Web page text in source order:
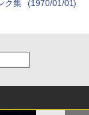
ク集 (1970/01/01)